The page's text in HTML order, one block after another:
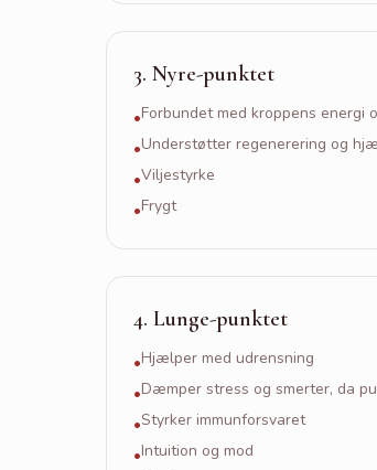
3. Nyre-punktet
•Forbundet med kroppens energi
•Understøtter regenerering og
•Viljestyrke
•Frygt
4. Lunge-punktet
•Hjælper med udrensning
•Dæmper stress og smerter, da
•Styrker immunforsvaret
•Intuition og mod